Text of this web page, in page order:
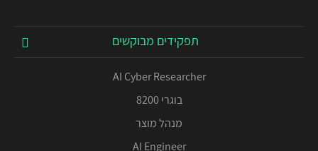
תפקידים מבוקשים
AI Cyber Researcher
בוגרי 8200
מנהל מוצר
AI Engineer